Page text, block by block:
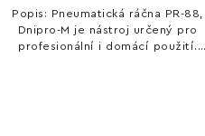
Popis: Pneumatická ráčna PR-88,
Dnipro-M je nástroj určený pro
profesionální i domácí použití.